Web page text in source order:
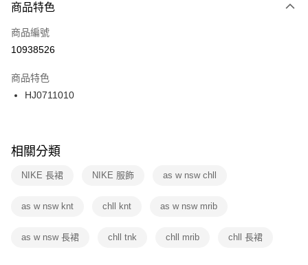
３．安心：先確認商品／服務後，再付款。
【「AFTEE先享後付」結帳流程】
１．於結帳方式選擇「AFTEE先享後付」後，將跳轉至「AFTEE先享後付」
２．訂單成立數日內，您將收到繳費通知簡訊。
３．收到繳費通知簡訊後14天內，點擊此簡訊中的連結，可透過四大超商／
ATM／網路銀行／等多元方式進行付款，方視為交易完成。
※ 交易是否成功請以「AFTEE先享後付 」之結帳頁面顯示為準，若有關於
是否繳費成功／繳費後需取消欲退款等相關疑問，請聯繫「AFTEE先享後付
客戶支援中心」
https://netprotections.freshdesk.com/support/home
１．透過由恩沛科技股份有限公司提供之「AFTEE先享後付」服務完成之交
權轉讓予恩沛科技股份有限公司。
每筆NT$100，滿NT$1,500(含以上)免運費
宅配
每筆NT$100，滿NT$1,500(含以上)免運費
商品特色
商品編號
10938526
商品特色
HJ0711010
相關分類
NIKE 長裙 NIKE 服飾 as w nsw chll
as w nsw knt chll knt as w nsw mrib
as w nsw 長裙 chll tnk chll mrib chll 長裙